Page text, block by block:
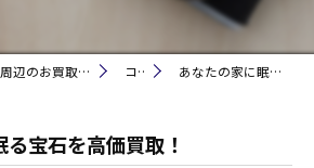
愛知県津島市蛭間町周辺のお買取りなら買取大吉 ヤマナカ神守店 コラム あなたの家に眠る宝石を高価買取！
宝石を高価買取！